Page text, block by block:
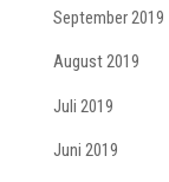
September 2019
August 2019
Juli 2019
Juni 2019